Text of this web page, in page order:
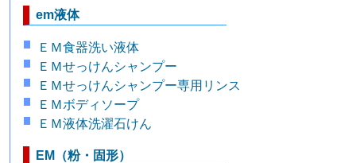
em液体
ＥＭ食器洗い液体
ＥＭせっけんシャンプー
ＥＭせっけんシャンプー専用リンス
ＥＭボディソープ
ＥＭ液体洗濯石けん
EM（粉・固形）